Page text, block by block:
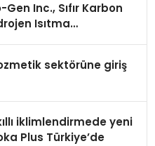
Inc., Sıfır Karbon
Isıtma
sektörüne giriş
iklimlendirmede yeni
Plus Türkiye’de